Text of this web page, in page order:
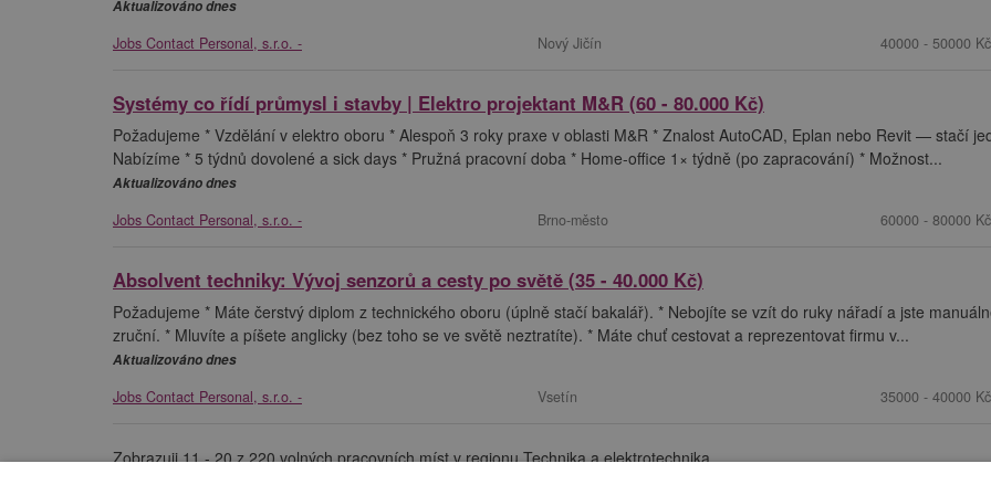
Aktualizováno dnes
Jobs Contact Personal, s.r.o. - Nový Jičín 40000 - 50000
Systémy co řídí průmysl i stavby | Elektro projektant M&R (60 - 80.000 Kč)
Požadujeme * Vzdělání v elektro oboru * Alespoň 3 roky praxe v oblasti M&R * Znalost AutoCAD, Eplan nebo Revit — stačí
Nabízíme * 5 týdnů dovolené a sick days * Pružná pracovní doba * Home-office 1× týdně (po zapracování) * Možnost...
Aktualizováno dnes
Jobs Contact Personal, s.r.o. - Brno-město 60000 - 80000
Absolvent techniky: Vývoj senzorů a cesty po světě (35 - 40.000 Kč)
Požadujeme * Máte čerstvý diplom z technického oboru (úplně stačí bakalář). * Nebojíte se vzít do ruky nářadí a jste
zruční. * Mluvíte a píšete anglicky (bez toho se ve světě neztratíte). * Máte chuť cestovat a reprezentovat firmu v...
Aktualizováno dnes
Jobs Contact Personal, s.r.o. - Vsetín 35000 - 40000
Zobrazuji 11 - 20 z 220 volných pracovních míst v regionu Technika a elektrotechnika